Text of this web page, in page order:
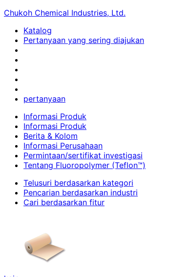
Chukoh Chemical Industries, Ltd.
Katalog
Pertanyaan yang sering diajukan
pertanyaan
Informasi Produk
Informasi Produk
Berita & Kolom
Informasi Perusahaan
Permintaan/sertifikat investigasi
Tentang Fluoropolymer (Teflon™)
Telusuri berdasarkan kategori
Pencarian berdasarkan industri
Cari berdasarkan fitur